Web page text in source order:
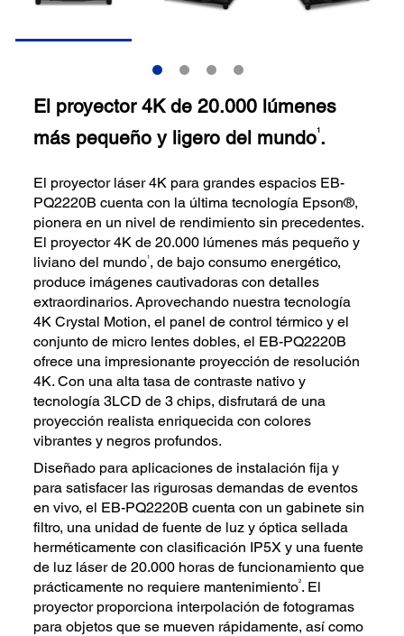
El proyector 4K de 20.000 lúmenes
más pequeño y ligero del mundo1 .
El proyector láser 4K para grandes espacios EB-
PQ2220B cuenta con la última tecnología Epson®,
pionera en un nivel de rendimiento sin precedentes.
El proyector 4K de 20.000 lúmenes más pequeño y
liviano del mundo1, de bajo consumo energético,
produce imágenes cautivadoras con detalles
extraordinarios. Aprovechando nuestra tecnología
4K Crystal Motion, el panel de control térmico y el
conjunto de micro lentes dobles, el EB-PQ2220B
ofrece una impresionante proyección de resolución
4K. Con una alta tasa de contraste nativo y
tecnología 3LCD de 3 chips, disfrutará de una
proyección realista enriquecida con colores
vibrantes y negros profundos.
Diseñado para aplicaciones de instalación fija y
para satisfacer las rigurosas demandas de eventos
en vivo, el EB-PQ2220B cuenta con un gabinete sin
filtro, una unidad de fuente de luz y óptica sellada
herméticamente con clasificación IP5X y una fuente
de luz láser de 20.000 horas de funcionamiento que
prácticamente no requiere mantenimiento2. El
proyector proporciona interpolación de fotogramas
para objetos que se mueven rápidamente, así como